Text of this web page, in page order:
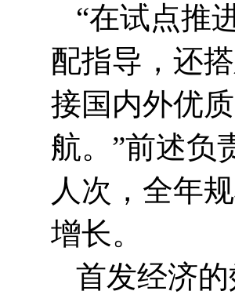
“在试点推
配指导，还
接国内外优
航。”前述负
人次，全年
增长。
首发经济